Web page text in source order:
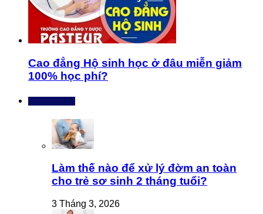
Cao đẳng Hộ sinh học ở đâu miễn giảm
100% học phí?
Làm thế nào để xử lý đờm an toàn
cho trẻ sơ sinh 2 tháng tuổi?
3 Tháng 3, 2026